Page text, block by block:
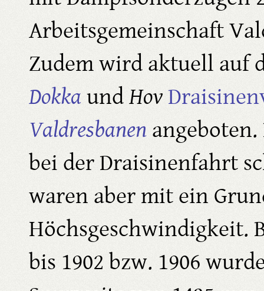
Arbeitsgemeinschaft
Zudem wird aktuell auf
DokkaundHov
Valdresbanen
bei der Draisinenfahrt
waren aber mit ein
Höchsgeschwindigkeit.
bis 1902 bzw. 1906